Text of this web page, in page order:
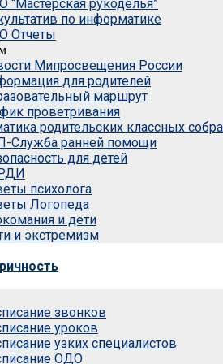
“Мастерская рукоделья”
по информатике
Отчеты
Мипросвещения России
для родителей
маршрут
проветривания
родительских классных
Служба ранней помощи
для детей
психолога
Логопеда
и дети
и экстремизм
звонков
уроков
узких специалистов
ОДО